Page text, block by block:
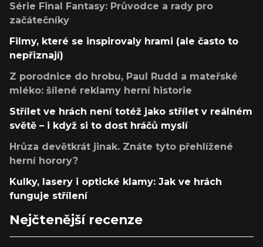
Série Final Fantasy: Průvodce a rady pro
začátečníky
Filmy, které se inspirovaly hrami (ale často to
nepřiznají)
Z porodnice do hrobu, Paul Rudd a mateřské
mléko: šílené reklamy herní historie
Střílet ve hrách není totéž jako střílet v reálném
světě – i když si to dost hráčů myslí
Hrůza devětkrát jinak. Znáte tyto přehlížené
herní horory?
Kulky, lasery i optické klamy: Jak ve hrách
funguje střílení
Nejčtenější recenze